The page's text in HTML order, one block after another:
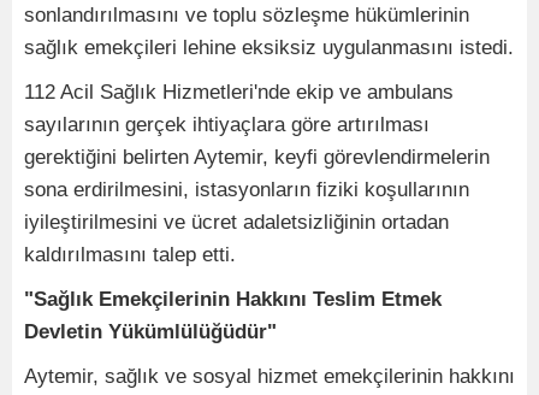
sonlandırılmasını ve toplu sözleşme hükümlerinin
sağlık emekçileri lehine eksiksiz uygulanmasını istedi.
112 Acil Sağlık Hizmetleri'nde ekip ve ambulans
sayılarının gerçek ihtiyaçlara göre artırılması
gerektiğini belirten Aytemir, keyfi görevlendirmelerin
sona erdirilmesini, istasyonların fiziki koşullarının
iyileştirilmesini ve ücret adaletsizliğinin ortadan
kaldırılmasını talep etti.
"Sağlık Emekçilerinin Hakkını Teslim Etmek
Devletin Yükümlülüğüdür"
Aytemir, sağlık ve sosyal hizmet emekçilerinin hakkını